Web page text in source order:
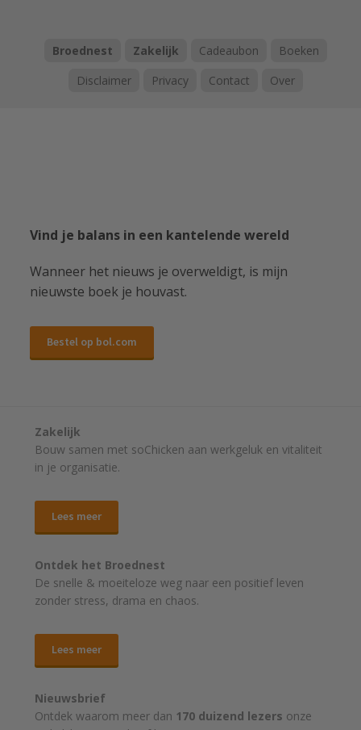
Broednest Zakelijk Cadeaubon
Boeken
Disclaimer
Privacy Contact Over
Vind je balans in een kantelende wereld
Wanneer het nieuws je overweldigt, is mijn
nieuwste boek je houvast.
Bestel op bol.com
Zakelijk
Bouw samen met soChicken aan werkgeluk en vitaliteit
in je organisatie.
Lees meer
Ontdek het Broednest
De snelle & moeiteloze weg naar een positief leven
zonder stress, drama en chaos.
Lees meer
Nieuwsbrief
Ontdek waarom meer dan 170 duizend lezers onze